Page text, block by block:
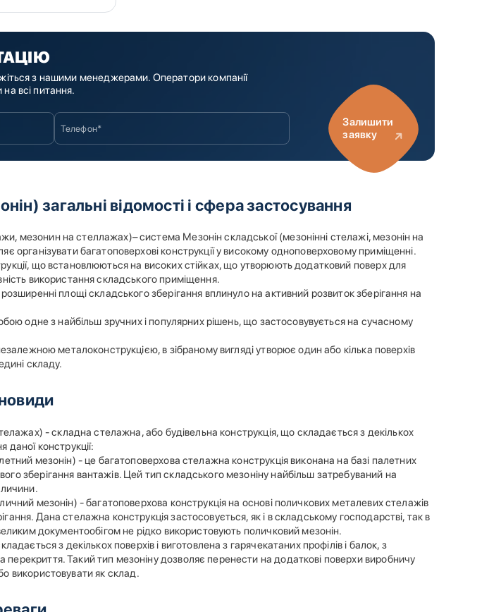
з нашими менеджерами. Оператори компанії
на всі питання.
Залишити
заявку
загальні відомості і сфера застосування
мезонин на стеллажах)– система Мезонін складської (мезонінні стелажі, мезонін на
організувати багатоповерхові конструкції у високому одноповерховому приміщенні.
що встановлюються на високих стійках, що утворюють додатковий поверх для
використання складського приміщення.
площі складського зберігання вплинуло на активний розвиток зберігання на
одне з найбільш зручних і популярних рішень, що застосовувується на сучасному
металоконструкцією, в зібраному вигляді утворює один або кілька поверхів
складу.
- складна стелажна, або будівельна конструкція, що складається з декількох
конструкції:
мезонін) - це багатоповерхова стелажна конструкція виконана на базі палетних
зберігання вантажів. Цей тип складського мезоніну найбільш затребуваний на
мезонін) - багатоповерхова конструкція на основі поличкових металевих стелажів
Дана стелажна конструкція застосовується, як і в складському господарстві, так в
документообігом не рідко використовують поличковий мезонін.
з декількох поверхів і виготовлена з гарячекатаних профілів і балок, з
Такий тип мезоніну дозволяє перенести на додаткові поверхи виробничу
використовувати як склад.